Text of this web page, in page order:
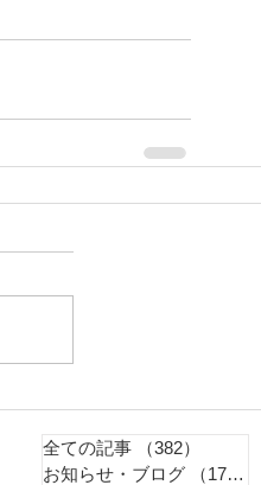
全ての記事 （382）
お知らせ・ブログ
（179）